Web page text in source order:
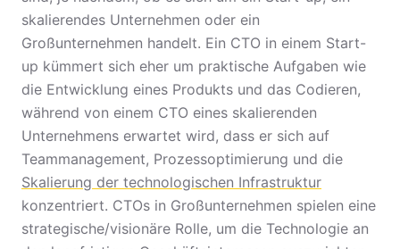
skalierendes Unternehmen oder ein
Großunternehmen handelt. Ein CTO in einem Start-
up kümmert sich eher um praktische Aufgaben wie
die Entwicklung eines Produkts und das Codieren,
während von einem CTO eines skalierenden
Unternehmens erwartet wird, dass er sich auf
Teammanagement, Prozessoptimierung und die
Skalierung der technologischen Infrastruktur
konzentriert. CTOs in Großunternehmen spielen eine
strategische/visionäre Rolle, um die Technologie an